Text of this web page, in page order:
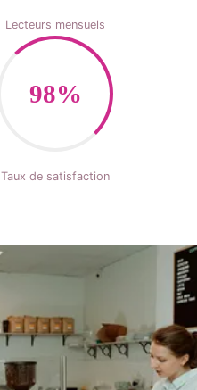
Lecteurs mensuels
98%
Taux de satisfaction